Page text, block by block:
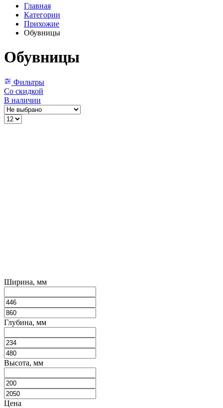
Главная
Категории
Прихожие
Обувницы
Обувницы
Фильтры
Со скидкой
В наличии
Ширина, мм
Глубина, мм
Высота, мм
Цена